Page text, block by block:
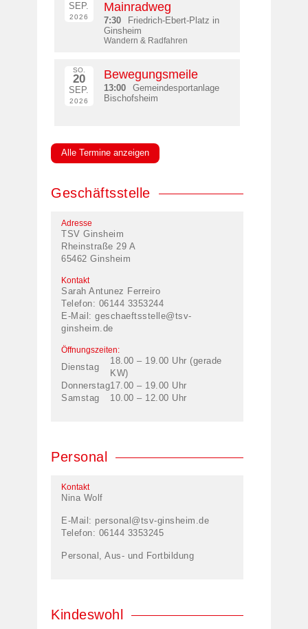
SEP.
2026
Mainradweg
7:30
Friedrich-Ebert-Platz in
Ginsheim
Wandern & Radfahren
SO.
20
SEP.
2026
Bewegungsmeile
13:00
Gemeindesportanlage
Bischofsheim
Alle Termine anzeigen
Geschäftsstelle
Adresse
TSV Ginsheim
Rheinstraße 29 A
65462 Ginsheim
Kontakt
Sarah Antunez Ferreiro
Telefon: 06144 3353244
E-Mail: geschaeftsstelle@tsv-
ginsheim.de
Öffnungszeiten:
Dienstag
18.00 – 19.00 Uhr (gerade
KW)
Donnerstag17.00 – 19.00 Uhr
Samstag
10.00 – 12.00 Uhr
Personal
Kontakt
Nina Wolf
E-Mail: personal@tsv-ginsheim.de
Telefon: 06144 3353245
Personal, Aus- und Fortbildung
Kindeswohl